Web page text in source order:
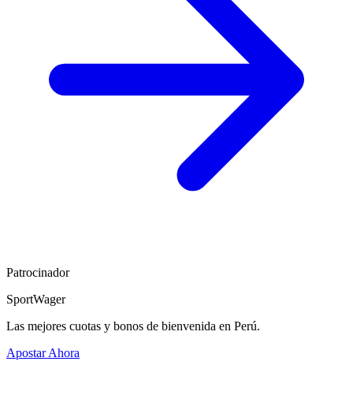
Patrocinador
SportWager
Las mejores cuotas y bonos de bienvenida en Perú.
Apostar Ahora